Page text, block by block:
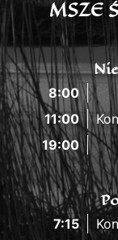
MSZE
8:00
11:00
19:00
7:15